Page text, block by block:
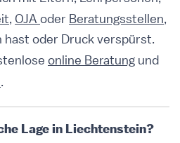
, OJA oder Beratungsstellen,
hast oder Druck verspürst.
online Beratung und
.
Lage in Liechtenstein?